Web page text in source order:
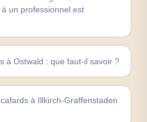
un professionnel est
à Ostwald : que faut-il savoir ?
à Illkirch-Graffenstaden